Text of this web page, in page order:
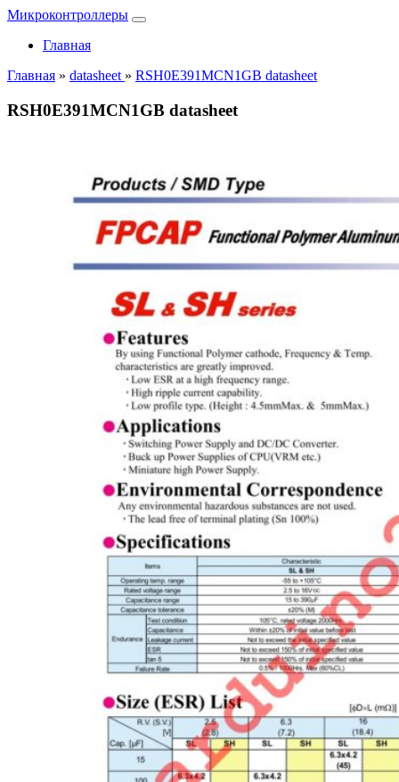
Микроконтроллеры
Главная
Главная » datasheet » RSH0E391MCN1GB datasheet
RSH0E391MCN1GB datasheet